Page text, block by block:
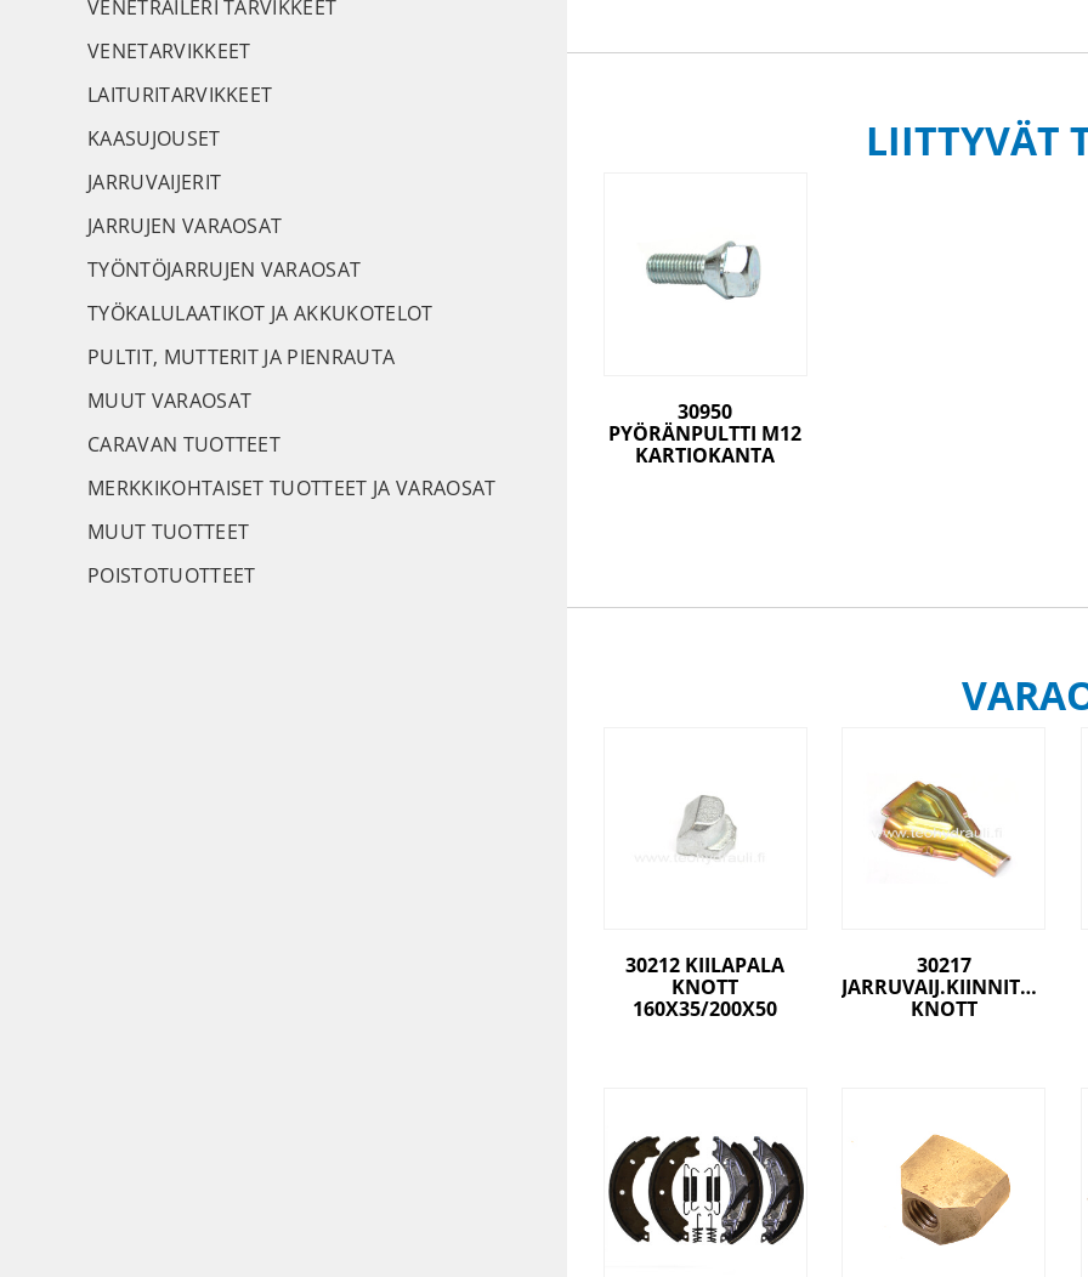
LIITTYVÄT
30950
PYÖRÄNPULTTI M12
KARTIOKANTA
30212 KIILAPALA
KNOTT
160X35/200X50
30217
KNOTT
VENETRAILERI TARVIKKEET
VENETARVIKKEET
LAITURITARVIKKEET
KAASUJOUSET
JARRUVAIJERIT
JARRUJEN VARAOSAT
TYÖNTÖJARRUJEN VARAOSAT
TYÖKALULAATIKOT JA AKKUKOTELOT
PULTIT, MUTTERIT JA PIENRAUTA
MUUT VARAOSAT
CARAVAN TUOTTEET
MERKKIKOHTAISET TUOTTEET JA VARAOSAT
MUUT TUOTTEET
POISTOTUOTTEET